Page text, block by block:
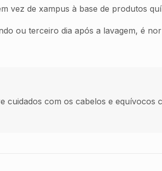
vez de xampus à base de produtos
ou terceiro dia após a lavagem, é
cuidados com os cabelos e